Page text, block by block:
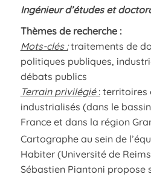
Ingénieur d’études et
Thèmes de recherche :
Mots-clés : traitements de
politiques publiques,
débats publics
Terrain privilégié:territoires
industrialisés (dans le
France et dans la région
Cartographe au sein de
Habiter (Université de
Sébastien Piantoni propose